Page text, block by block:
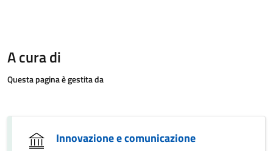
A cura di
Questa pagina è gestita da
Innovazione e comunicazione